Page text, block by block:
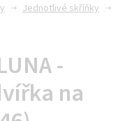
Jednotlivé skříňky
-
na